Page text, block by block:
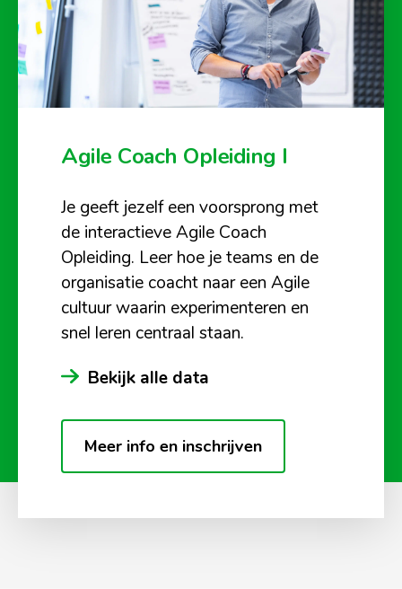
Agile Coach Opleiding I
Je geeft jezelf een voorsprong met
de interactieve Agile Coach
Opleiding. Leer hoe je teams en de
organisatie coacht naar een Agile
cultuur waarin experimenteren en
snel leren centraal staan.
Bekijk alle data
Meer info en inschrijven